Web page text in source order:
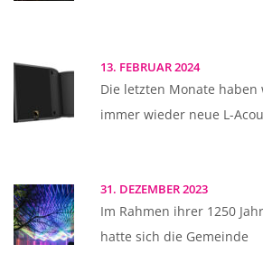
13. FEBRUAR 2024
Die letzten Monate haben
immer wieder neue L-
31. DEZEMBER 2023
Im Rahmen ihrer 1250
hatte sich die Gemeinde